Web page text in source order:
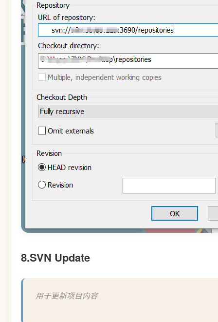
8.SVN Update
用于更新项目内容